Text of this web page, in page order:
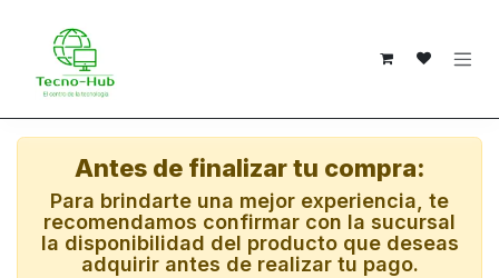
Antes de finalizar tu compra:
Para brindarte una mejor experiencia, te
recomendamos confirmar con la sucursal
la disponibilidad del producto que deseas
adquirir antes de realizar tu pago.